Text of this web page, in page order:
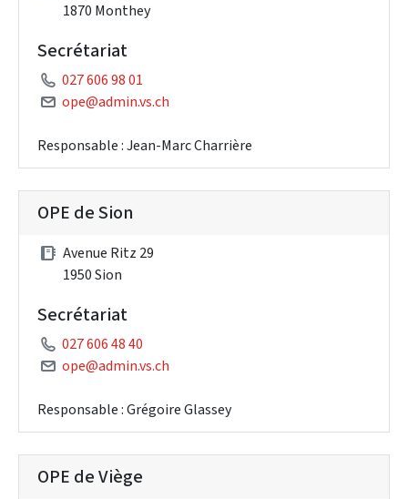
1870 Monthey
Secrétariat
027 606 98 01
ope@admin.vs.ch
Responsable : Jean-Marc Charrière
OPE de Sion
Avenue Ritz 29
1950 Sion
Secrétariat
027 606 48 40
ope@admin.vs.ch
Responsable : Grégoire Glassey
OPE de Viège